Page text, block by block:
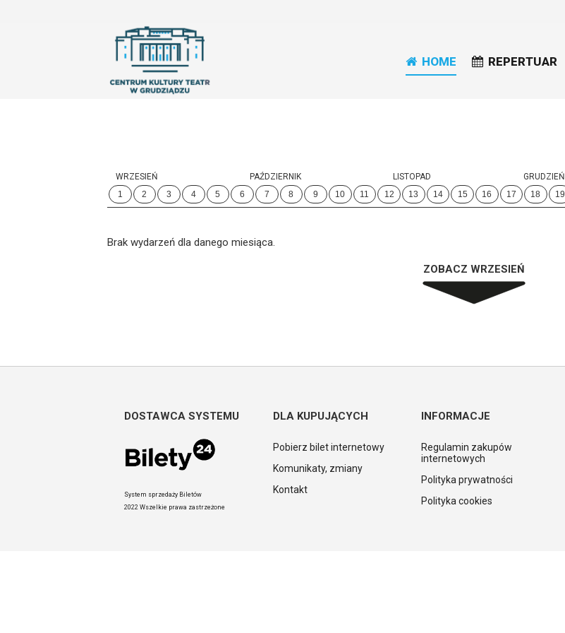
HOME REPERTUAR
WRZESIEŃ PAŹDZIERNIK LISTOPAD GRUDZIEŃ
1
2 3 4 5 6 7 8 9 10 11 12 13 14 15 16 17 18 19
Brak wydarzeń dla danego miesiąca.
ZOBACZ WRZESIEŃ
DOSTAWCA SYSTEMU
System sprzedaży Biletów
2022 Wszelkie prawa zastrzeżone
DLA KUPUJĄCYCH
Pobierz bilet internetowy
Komunikaty, zmiany
Kontakt
INFORMACJE
Regulamin zakupów
internetowych
Polityka prywatności
Polityka cookies